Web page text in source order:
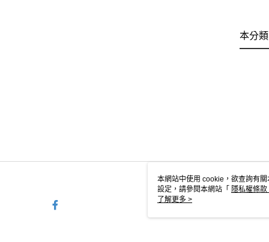
本分
本網站中使用 cookie，欲查詢有
設定，請參閱本網站「 隱私權條款
使用 cookie。
了解更多 >